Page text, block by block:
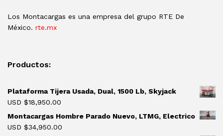
Los Montacargas es una empresa del grupo RTE De
México. rte.mx
Productos:
Plataforma Tijera Usada, Dual, 1500 Lb, Skyjack
USD $18,950.00
Montacargas Hombre Parado Nuevo, LTMG, Electrico
USD $34,950.00